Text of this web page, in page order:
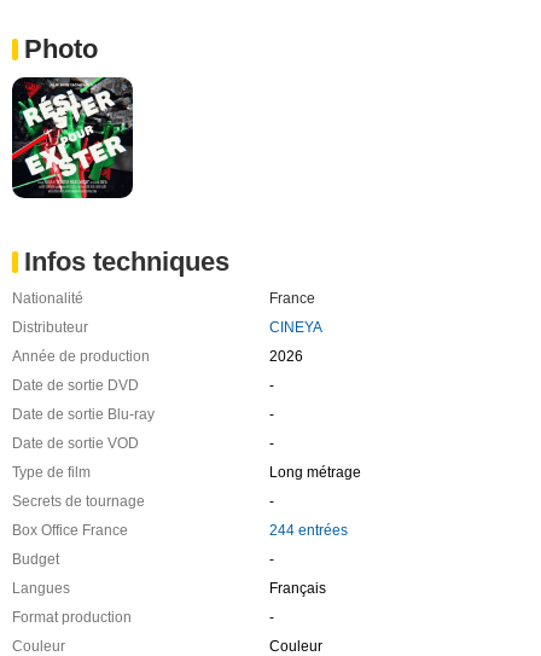
Photo
Infos techniques
Nationalité
France
Distributeur
CINEYA
Année de production
2026
Date de sortie DVD
-
Date de sortie Blu-ray
-
Date de sortie VOD
-
Type de film
Long métrage
Secrets de tournage
-
Box Office France
244 entrées
Budget
-
Langues
Français
Format production
-
Couleur
Couleur